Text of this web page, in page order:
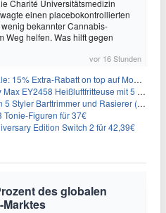
Charité Universitätsmedizin
einen placebokontrollierten
bekannter Cannabis-
Weg helfen. Was hilft gegen
vor 16 Stunden
Extra-Rabatt on top auf Mode- und Sport-Artikel
EY2458 Heißluftfritteuse mit 5 Litern für 64,99€
Barttrimmer und Rasierer (All in One) für 16€
Tonie-Figuren für 37€
Edition Switch 2 für 42,39€
des globalen